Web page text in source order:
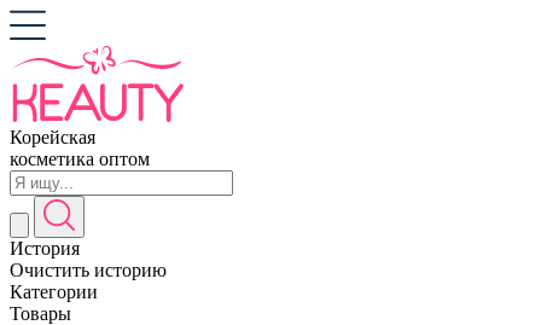
Корейская
косметика оптом
История
Очистить историю
Категории
Товары